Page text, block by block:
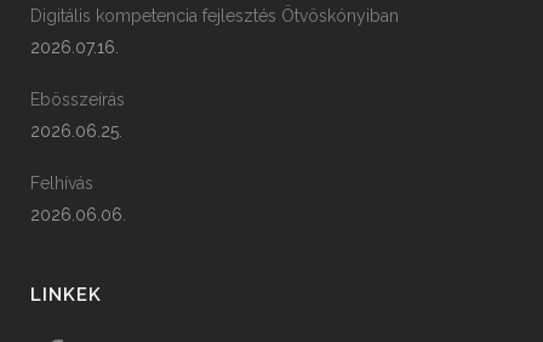
Digitális kompetencia fejlesztés Ötvöskónyiban
2026.07.16.
Ebösszeírás
2026.06.25.
Felhívás
2026.06.06.
LINKEK